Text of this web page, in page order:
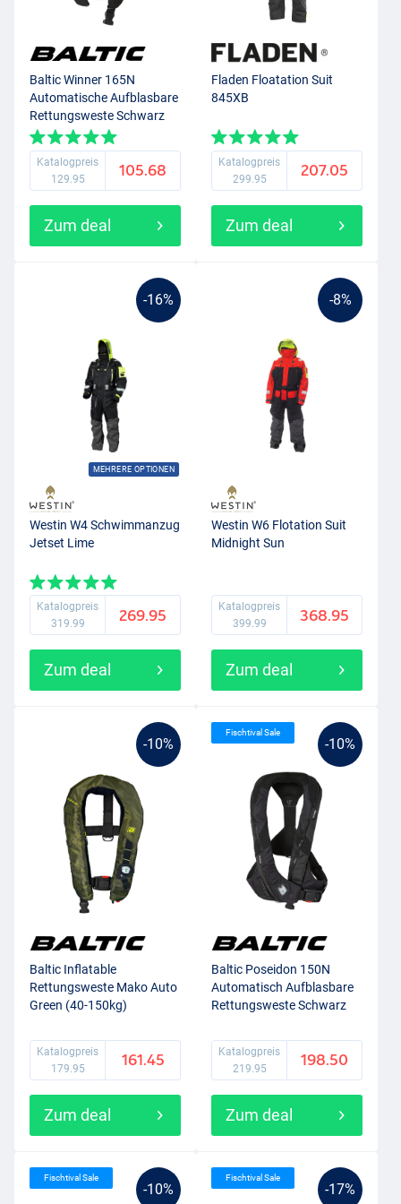
Baltic Winner 165N
Automatische Aufblasbare
Rettungsweste Schwarz
(40-150kg)
Katalogpreis
129.95
105.68
Zum deal
Fladen Floatation Suit
845XB
Katalogpreis
299.95
207.05
Zum deal
-16%
MEHRERE OPTIONEN
Westin W4 Schwimmanzug
Jetset Lime
Katalogpreis
319.99
269.95
Zum deal
-8%
Westin W6 Flotation Suit
Midnight Sun
Katalogpreis
399.99
368.95
Zum deal
-10%
Baltic Inflatable
Rettungsweste Mako Auto
Green (40-150kg)
Katalogpreis
179.95
161.45
Zum deal
-10%
Fischtival Sale
Baltic Poseidon 150N
Automatisch Aufblasbare
Rettungsweste Schwarz
Katalogpreis
219.95
198.50
Zum deal
-10%
Fischtival Sale
-17%
Fischtival Sale